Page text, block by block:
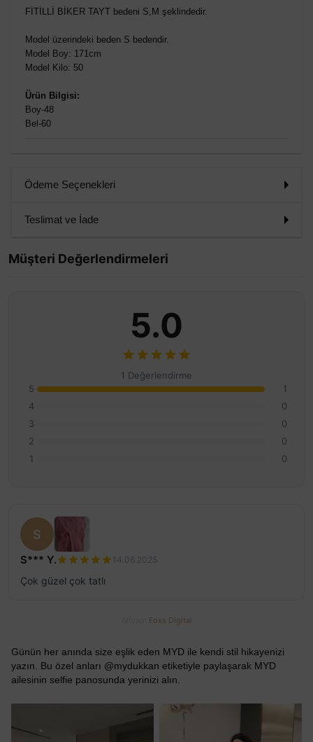
FİTİLLİ BİKER TAYT bedeni S,M şeklindedir.
Model üzerindeki beden S bedendir.
Model Boy: 171cm
Model Kilo: 50
Ürün Bilgisi:
Boy-48
Bel-60
Ödeme Seçenekleri
Teslimat ve İade
Müşteri Değerlendirmeleri
5.0
1 Değerlendirme
5
1
4
0
3
0
2
0
1
0
S
S*** Y. 14.06.2025
Çok güzel çok tatlı
Foxs Digital
Günün her anında size eşlik eden MYD ile kendi stil hikayenizi
yazın. Bu özel anları @mydukkan etiketiyle paylaşarak MYD
ailesinin selfie panosunda yerinizi alın.